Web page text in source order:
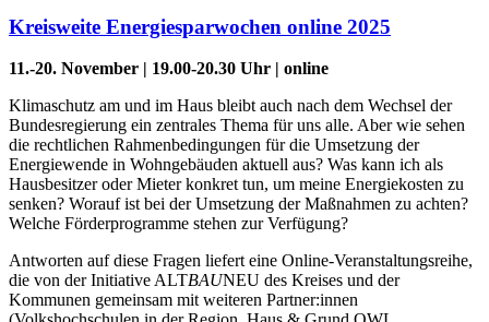
Kreisweite Energiesparwochen online 2025
11.-20. November | 19.00-20.30 Uhr | online
Klimaschutz am und im Haus bleibt auch nach dem Wechsel der
Bundesregierung ein zentrales Thema für uns alle. Aber wie sehen
die rechtlichen Rahmenbedingungen für die Umsetzung der
Energiewende in Wohngebäuden aktuell aus? Was kann ich als
Hausbesitzer oder Mieter konkret tun, um meine Energiekosten zu
senken? Worauf ist bei der Umsetzung der Maßnahmen zu achten?
Welche Förderprogramme stehen zur Verfügung?
Antworten auf diese Fragen liefert eine Online-Veranstaltungsreihe,
die von der Initiative ALTBAUNEU des Kreises und der
Kommunen gemeinsam mit weiteren Partner:innen